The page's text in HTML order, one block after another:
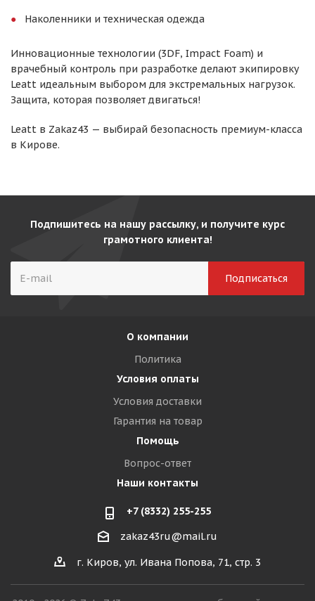
Наколенники и техническая одежда
Инновационные технологии (3DF, Impact Foam) и
врачебный контроль при разработке делают экипировку
Leatt идеальным выбором для экстремальных нагрузок.
Защита, которая позволяет двигаться!
Leatt в Zakaz43 — выбирай безопасность премиум-класса
в Кирове.
Подпишитесь на нашу рассылку, и получите курс
грамотного клиента!
О компании
Политика
Условия оплаты
Условия доставки
Гарантия на товар
Помощь
Вопрос-ответ
Наши контакты
+7 (8332) 255-255
zakaz43ru@mail.ru
г. Киров, ул. Ивана Попова, 71, стр. 3